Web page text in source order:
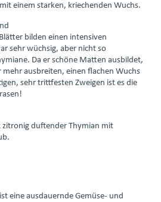
einem starken, kriechenden Wuchs.
bilden einen intensiven
sehr wüchsig, aber nicht so
Da er schöne Matten ausbildet,
ausbreiten, einen flachen Wuchs
sehr trittfesten Zweigen ist es die
zitronig duftender Thymian mit
eine ausdauernde Gemüse- und